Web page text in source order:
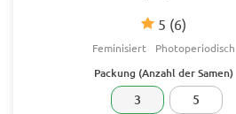
5 (6)
Feminisiert Photoperiodisch
Packung (Anzahl der Samen)
3 5